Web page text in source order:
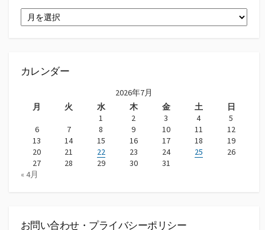
ー
カレンダー
2026年7月
月
火 水 木 金 土
日
1
2 3 4
5
6
7 8 9 10 11
12
13
14 15 16 17 18
19
20
21 22 23 24 25
26
27
28 29 30
31
« 4月
お問い合わせ・プライバシーポリシー